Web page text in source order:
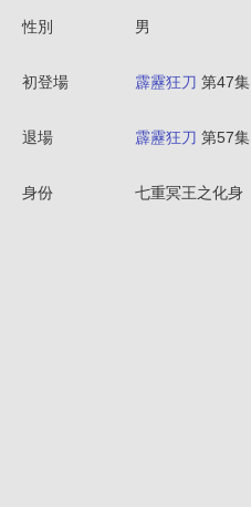
性別 男
初登場 霹靂狂刀 第47集
退場 霹靂狂刀 第57集
身份 七重冥王之化身